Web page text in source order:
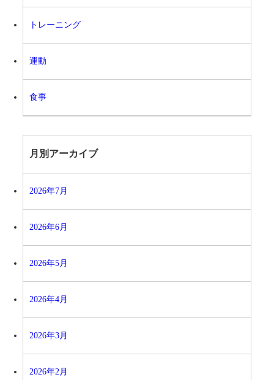
トレーニング
運動
食事
月別アーカイブ
2026年7月
2026年6月
2026年5月
2026年4月
2026年3月
2026年2月